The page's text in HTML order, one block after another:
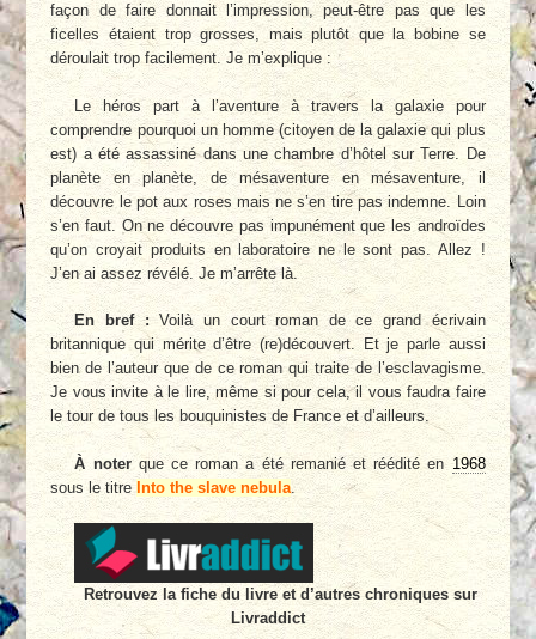
façon de faire donnait l’impression, peut-être pas que les
ficelles étaient trop grosses, mais plutôt que la bobine se
déroulait trop facilement. Je m’explique :
Le héros part à l’aventure à travers la galaxie pour
comprendre pourquoi un homme (citoyen de la galaxie qui plus
est) a été assassiné dans une chambre d’hôtel sur Terre. De
planète en planète, de mésaventure en mésaventure, il
découvre le pot aux roses mais ne s’en tire pas indemne. Loin
s’en faut. On ne découvre pas impunément que les androïdes
qu’on croyait produits en laboratoire ne le sont pas. Allez !
J’en ai assez révélé. Je m’arrête là.
En bref :Voilà un court roman de ce grand écrivain
britannique qui mérite d’être (re)découvert. Et je parle aussi
bien de l’auteur que de ce roman qui traite de l’esclavagisme.
Je vous invite à le lire, même si pour cela, il vous faudra faire
le tour de tous les bouquinistes de France et d’ailleurs.
À noterque ce roman a été remanié et réédité en 1968
sous le titre Into the slave nebula.
Retrouvez la fiche du livre et d’autres chroniques sur
Livraddict